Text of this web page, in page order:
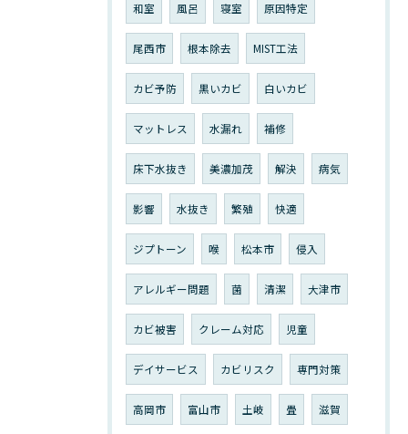
和室 風呂 寝室 原因特定
尾西市 根本除去 MIST工法
カビ予防 黒いカビ 白いカビ
マットレス 水漏れ 補修
床下水抜き 美濃加茂 解決 病気
影響 水抜き 繁殖 快適
ジプトーン 喉 松本市 侵入
アレルギー問題 菌 清潔 大津市
カビ被害 クレーム対応 児童
デイサービス カビリスク 専門対策
高岡市 富山市 土岐 畳 滋賀